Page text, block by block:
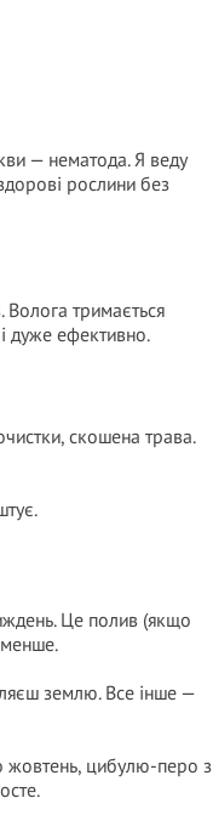
— нематода. Я веду
рослини без
тримається
дуже ефективно.
скошена трава.
Це полив (якщо
землю. Все інше —
жовтень, цибулю-перо з